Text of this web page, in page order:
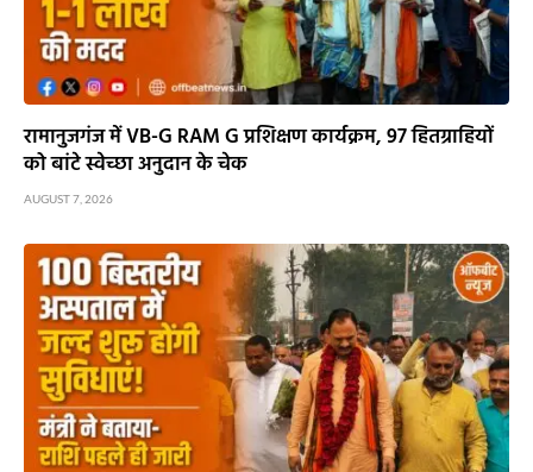
रामानुजगंज में VB-G RAM G प्रशिक्षण कार्यक्रम, 97 हितग्राहियों
को बांटे स्वेच्छा अनुदान के चेक
AUGUST 7, 2026